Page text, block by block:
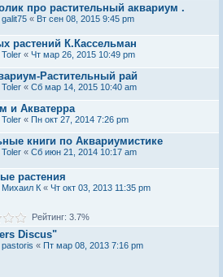
про растительный аквариум .
galit75 « Вт сен 08, 2015 9:45 pm
растений К.Кассельман
Toler « Чт мар 26, 2015 10:49 pm
Растительный рай
Toler « Сб мар 14, 2015 10:40 am
и Акватерра
Toler « Пн окт 27, 2014 7:26 pm
книги по Аквариумистике
Toler « Сб июн 21, 2014 10:17 am
растения
Михаил К « Чт окт 03, 2013 11:35 pm
Рейтинг: 3.7%
Discus"
pastoris « Пт мар 08, 2013 7:16 pm